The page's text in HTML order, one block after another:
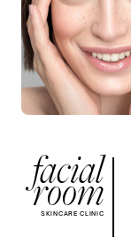
facial
room
SKINCARE CLINIC